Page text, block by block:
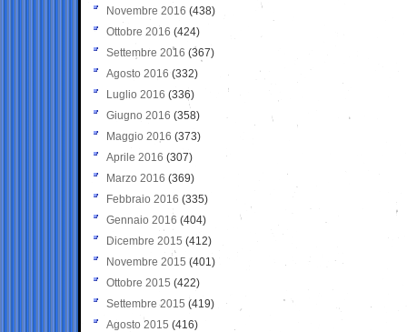
Novembre 2016 (438)
Ottobre 2016 (424)
Settembre 2016 (367)
Agosto 2016 (332)
Luglio 2016 (336)
Giugno 2016 (358)
Maggio 2016 (373)
Aprile 2016 (307)
Marzo 2016 (369)
Febbraio 2016 (335)
Gennaio 2016 (404)
Dicembre 2015 (412)
Novembre 2015 (401)
Ottobre 2015 (422)
Settembre 2015 (419)
Agosto 2015 (416)